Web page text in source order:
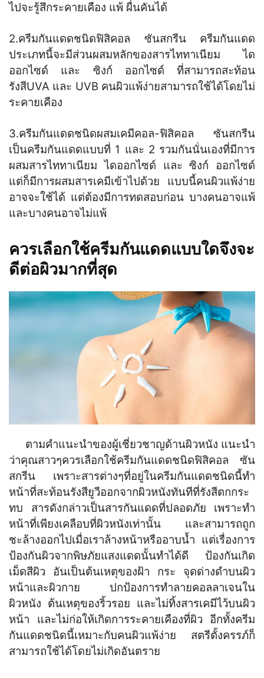
ไปจะรู้สึกระคายเคือง แพ้ ผื่นคันได้
2.ครีมกันแดดชนิดฟิสิคอล ซันสกรีน ครีมกันแดด
ประเภทนี้จะมีส่วนผสมหลักของสารไททาเนียม ได
ออกไซด์ และ ซิงก์ ออกไซด์ ที่สามารถสะท้อน
รังสีUVA และ UVB คนผิวแพ้ง่ายสามารถใช้ได้โดยไม่
ระคายเคือง
3.ครีมกันแดดชนิดผสมเคมีคอล-ฟิสิคอล ซันสกรีน
เป็นครีมกันแดดแบบที่ 1 และ 2 รวมกันนั่นเองที่มีการ
ผสมสารไททาเนียม ไดออกไซด์ และ ซิงก์ ออกไซด์
แต่ก็มีการผสมสารเคมีเข้าไปด้วย แบบนี้คนผิวแพ้ง่าย
อาจจะใช้ได้ แต่ต้องมีการทดสอบก่อน บางคนอาจแพ้
และบางคนอาจไม่แพ้
ควรเลือกใช้ครีมกันแดดแบบใดจึงจะ
ดีต่อผิวมากที่สุด
ตามคำแนะนำของผู้เชี่ยวชาญด้านผิวหนัง แนะนำ
ว่าคุณสาวๆควรเลือกใช้ครีมกันแดดชนิดฟิสิคอล ซัน
สกรีน เพราะสารต่างๆที่อยู่ในครีมกันแดดชนิดนี้ทำ
หน้าที่สะท้อนรังสียูวีออกจากผิวหนังทันทีที่รังสีตกกระ
ทบ สารดังกล่าวเป็นสารกันแดดที่ปลอดภัย เพราะทำ
หน้าที่เพียงเคลือบที่ผิวหนังเท่านั้น และสามารถถูก
ชะล้างออกไปเมื่อเราล้างหน้าหรืออาบน้ำ แต่เรื่องการ
ป้องกันผิวจากพิษภัยแสงแดดนั้นทำได้ดี ป้องกันเกิด
เม็ดสีผิว อันเป็นต้นเหตุของฝ้า กระ จุดด่างดำบนผิว
หน้าและผิวกาย ปกป้องการทำลายคอลลาเจนใน
ผิวหนัง ต้นเหตุของริ้วรอย และไม่ทิ้งสารเคมีไว้บนผิว
หน้า และไม่ก่อให้เกิดการระคายเคืองที่ผิว อีกทั้งครีม
กันแดดชนิดนี้เหมาะกับคนผิวแพ้ง่าย สตรีตั้งครรภ์ก็
สามารถใช้ได้โดยไม่เกิดอันตราย